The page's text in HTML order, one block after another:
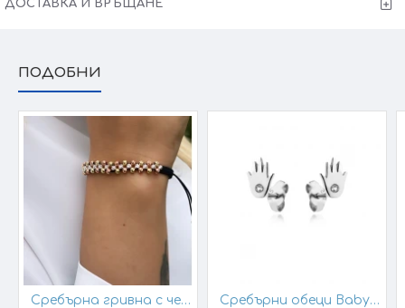
ДОСТАВКА И ВРЪЩАНЕ
ПОДОБНИ
Сребърна гривна с черен конец и позлатени топчета Сребърни обеци Baby Hands